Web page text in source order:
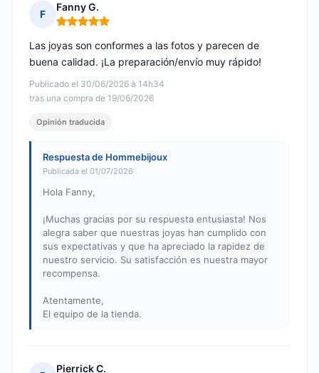
F
Fanny G.
Nota: 5 de 5
Publicado el 30/06/2026 à 14h34
tras una compra de 19/06/2026
Las joyas son conformes a las fotos y parecen de
buena calidad. ¡La preparación/envío muy rápido!
Opinión traducida
Respuesta de Hommebijoux
Publicada el 01/07/2026
Hola Fanny,
¡Muchas gracias por su respuesta entusiasta! Nos
alegra saber que nuestras joyas han cumplido con
sus expectativas y que ha apreciado la rapidez de
nuestro servicio. Su satisfacción es nuestra mayor
recompensa.
Atentamente,
El equipo de la tienda.
Pierrick C.